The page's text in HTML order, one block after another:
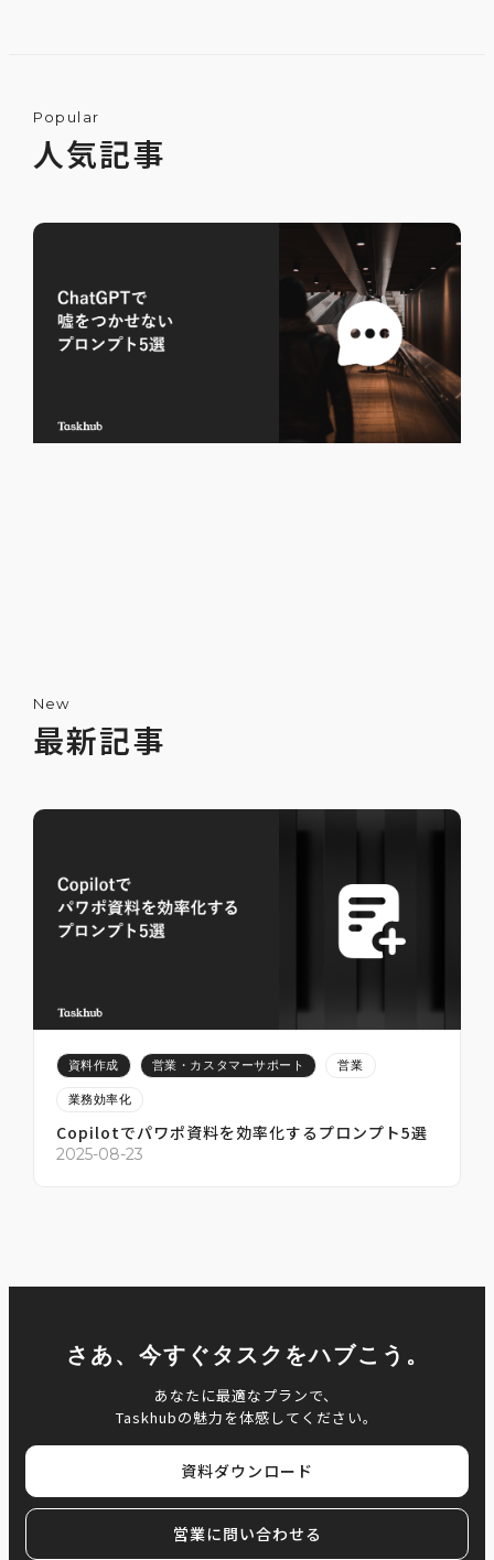
Popular
人気記事
New
最新記事
資料作成 営業・カスタマーサポート 営業
業務効率化
Copilotでパワポ資料を効率化するプロンプト5選
2025-08-23
さあ、今すぐタスクをハブこう。
あなたに最適なプランで、
Taskhubの魅力を体感してください。
資料ダウンロード
営業に問い合わせる